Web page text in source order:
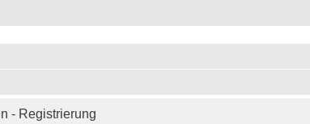
- Registrierung